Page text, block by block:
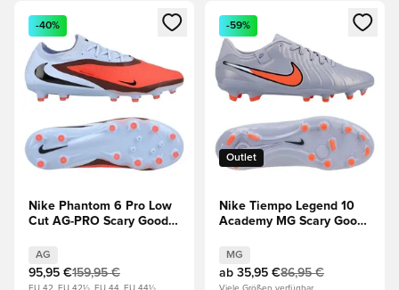
Öffnet ein neues Fenster zum Anmelden oder Registrieren
-40%
Nike Phantom 6 Pro Low
Cut AG-PRO Scary Good -
AG
95,95 €159,95 €
EU 42, EU 42½, EU 44, EU 44½
Öffnet ein neues Fenster
Outlet
-59%
Nike Tiempo Legend 10
Academy MG Scary Good
MG
ab 35,95 €86,95 €
Viele Größen verfügbar